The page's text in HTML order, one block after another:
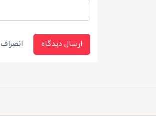
ارسال دیدگاه انصراف